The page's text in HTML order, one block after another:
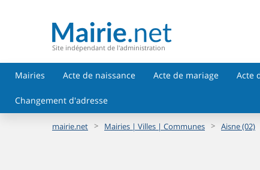
Site indépendant de l'administration
Mairies Acte de naissance Acte de mariage Acte
Changement d'adresse
mairie.net > Mairies | Villes | Communes > Aisne (02)